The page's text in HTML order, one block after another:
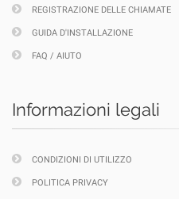
REGISTRAZIONE DELLE CHIAMATE
GUIDA D'INSTALLAZIONE
FAQ / AIUTO
Informazioni legali
CONDIZIONI DI UTILIZZO
POLITICA PRIVACY